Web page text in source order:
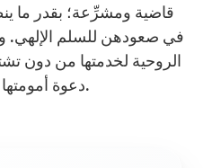
قاضية ومشرِّعة؛ بقدر ما
في صعودهن للسلم الإلهي.
الروحية لخدمتها من دون
دعوة أمومتها وتثمر ويتحقق وجود الله فيها.